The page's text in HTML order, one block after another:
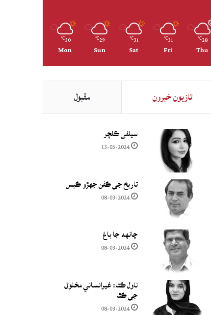
28
℃
Thu
31
℃
Fri
31
℃
Sat
29
℃
Sun
30
℃
Mon
تازيون خبرون مقبول
سيلفي ڪلچر
13-05-2024
تاريخ جي ڪفن جھڙو ڪيس
08-03-2024
چانهه جا باغ
08-03-2024
ناول ڪتا: غيرانساني مخلوق
جي ڪٿا
08-03-2024